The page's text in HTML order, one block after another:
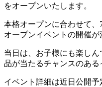
をオープンいたします。
本格オープンに合わせて、
オープンイベントの開催が
当日は、お子様にも楽し
品が当たるチャンスのある
イベント詳細は近日公開予